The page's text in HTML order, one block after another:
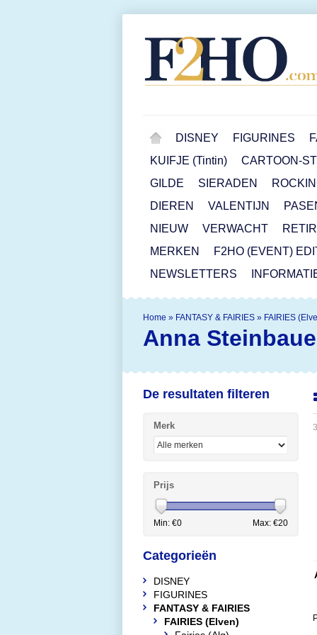
DISNEY FIGURINES
KUIFJE (Tintin)
CARTOON-
GILDE
SIERADEN
DIEREN
VALENTIJN
NIEUW
VERWACHT
MERKEN
F2HO (EVENT)
NEWSLETTERS
Home » FANTASY & FAIRIES » FAIRIES
Anna
De resultaten filteren
Merk
Prijs
Min: €0 Max: €20
Categorieën
DISNEY
FIGURINES
FANTASY & FAIRIES
FAIRIES (Elven)